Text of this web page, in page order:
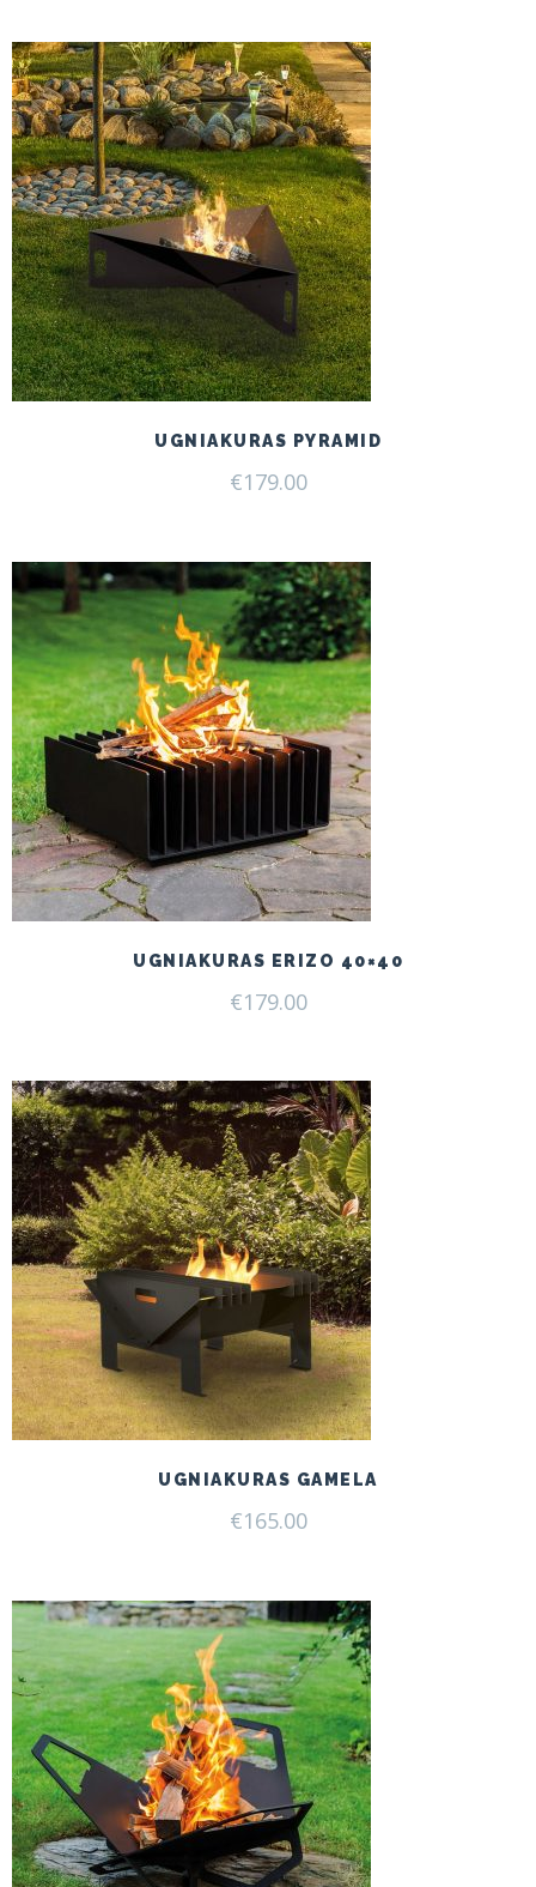
UGNIAKURAS PYRAMID
€179.00
UGNIAKURAS ERIZO 40×40
€179.00
UGNIAKURAS GAMELA
€165.00